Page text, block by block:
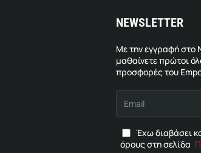
NEWSLETTER
Με την εγγραφή στο
μαθαίνετε πρώτοι
προσφορές του
Email
Έχω διαβάσει
όρους στη σελίδα